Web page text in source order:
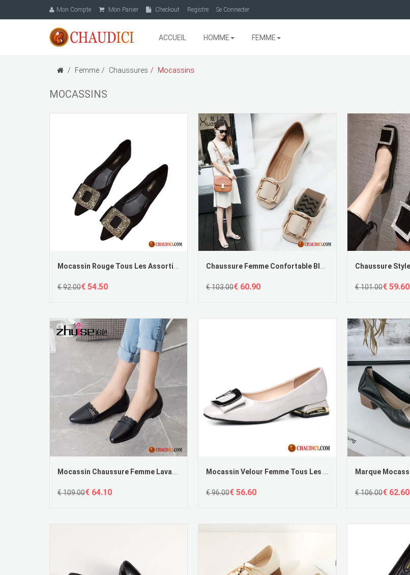
Mon Compte Mon Panier Checkout Registre Se Connecter
ACCUEIL HOMME FEMME
Femme Chaussures Mocassins
MOCASSINS
Mocassin Rouge Tous Les Assortis Derbies Femme L'automne Plates
€ 92.00€ 54.50
Chaussure Femme Confortable Blanc Printemps Flâneurs Graisse Plates Grande Taille Pas Cher
€ 103.00€ 60.90 € 101.00€ 59.60
Mocassin Chaussure Femme Lavande Derbies Confortable Noir Cuir Véritable Tous Les Assortis
€ 109.00€ 64.10
Mocassin Velour Femme Tous Les Assortis Épais Grande Taille Talon Moyen Flâneurs Pas Cher
€ 96.00€ 56.60 € 106.00€ 62.60